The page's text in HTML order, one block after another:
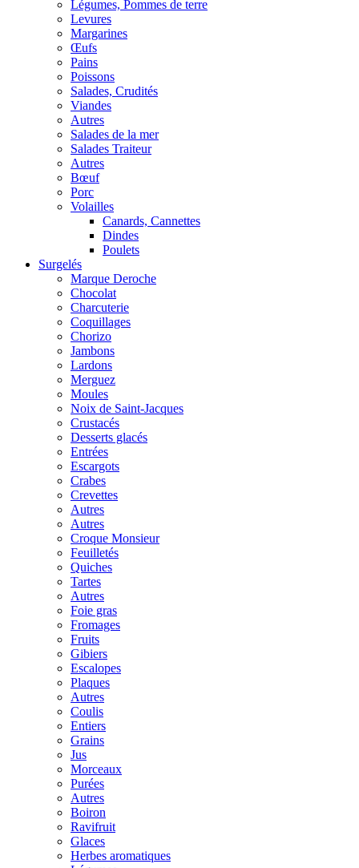
Légumes, Pommes de terre
Levures
Margarines
Œufs
Pains
Poissons
Salades, Crudités
Viandes
Autres
Salades de la mer
Salades Traiteur
Autres
Bœuf
Porc
Volailles
Canards, Cannettes
Dindes
Poulets
Surgelés
Marque Deroche
Chocolat
Charcuterie
Coquillages
Chorizo
Jambons
Lardons
Merguez
Moules
Noix de Saint-Jacques
Crustacés
Desserts glacés
Entrées
Escargots
Crabes
Crevettes
Autres
Autres
Croque Monsieur
Feuilletés
Quiches
Tartes
Autres
Foie gras
Fromages
Fruits
Gibiers
Escalopes
Plaques
Autres
Coulis
Entiers
Grains
Jus
Morceaux
Purées
Autres
Boiron
Ravifruit
Glaces
Herbes aromatiques